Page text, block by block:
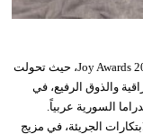
سجّلت النجمات السوريات حضوراً لافتاً في حفل Joy Awards 2026، حيث تحولت
والذوق الرفيع، في
السورية عربياً.
الجريئة، في مزيج